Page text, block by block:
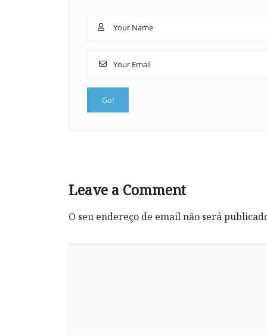
Leave a Comment
O seu endereço de email não será